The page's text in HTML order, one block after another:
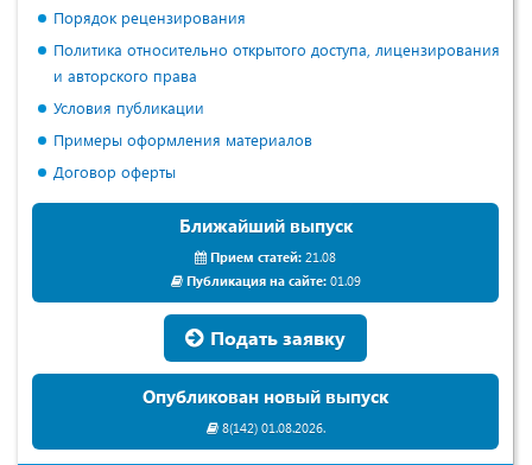
Порядок рецензирования
Политика относительно открытого доступа, лицензирования
и авторского права
Условия публикации
Примеры оформления материалов
Договор оферты
Ближайший выпуск
Прием статей: 21.08
Публикация на сайте:01.09
Подать заявку
Опубликован новый выпуск
8(142) 01.08.2026.